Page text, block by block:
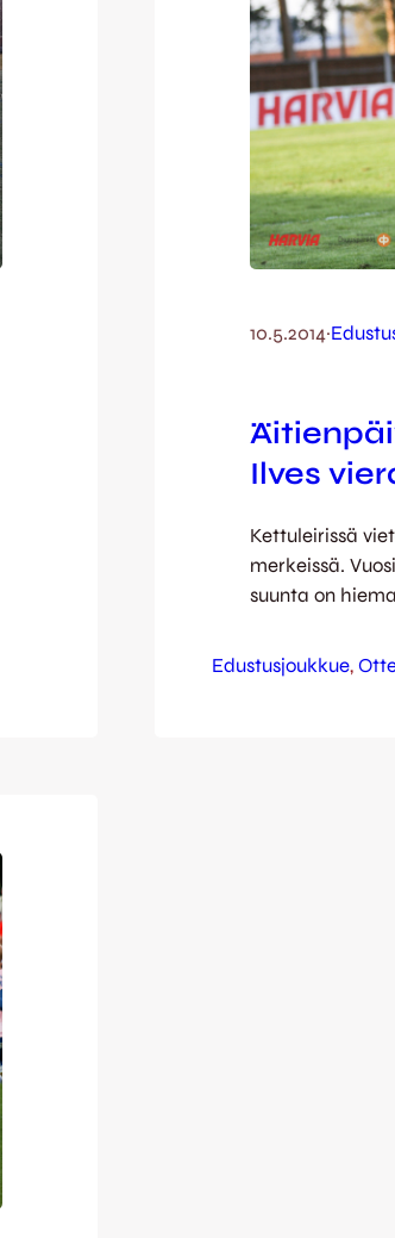
10.5.2014·
Ilves
Kettuleirissä
merkeissä.
suunta on
16. JJK hakee
ottelustaan.
Edustusjoukkue,